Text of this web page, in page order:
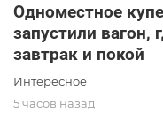
Одноместное
запустили вагон,
завтрак и покой
Интересное
5 часов назад